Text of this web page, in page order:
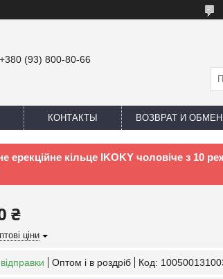
+380 (93) 800-80-66
КОНТАКТЫ ВОЗВРАТ И ОБМЕН
ерекційне кільце IKOKY чоловіче з 10
₴
ціни
Оптом і в роздріб Код: